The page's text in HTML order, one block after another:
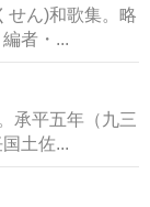
せん)和歌集。略
者・...
承平五年（九三
土佐...